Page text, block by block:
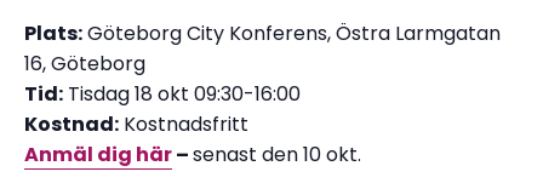
Plats:Göteborg City Konferens, Östra Larmgatan
16, Göteborg
Tid: Tisdag 18 okt 09:30-16:00
Kostnad: Kostnadsfritt
Anmäl dig här–senast den 10 okt.